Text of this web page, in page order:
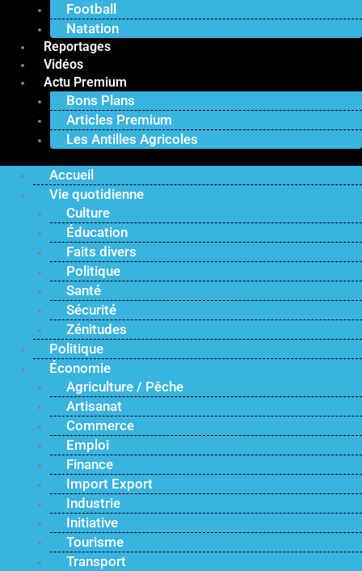
Football
Natation
Reportages
Vidéos
Actu Premium
Bons Plans
Articles Premium
Les Antilles Agricoles
Accueil
Vie quotidienne
Culture
Éducation
Faits divers
Politique
Santé
Sécurité
Zénitudes
Politique
Économie
Agriculture / Pêche
Artisanat
Commerce
Emploi
Finance
Import Export
Industrie
Initiative
Tourisme
Transport